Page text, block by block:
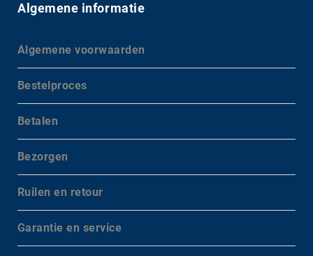
Algemene informatie
Algemene voorwaarden
Bestelproces
Betalen
Bezorgen
Ruilen en retour
Garantie en service